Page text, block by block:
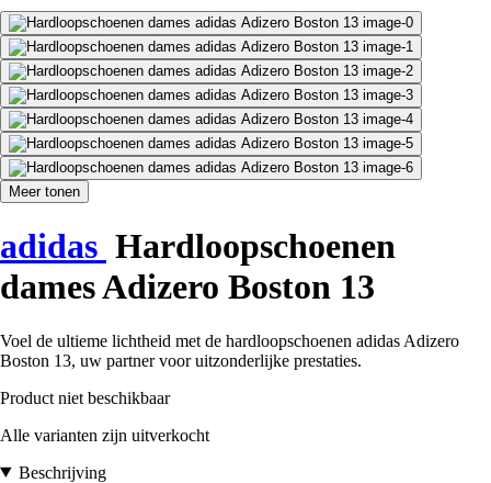
Meer tonen
adidas Hardloopschoenen
dames Adizero Boston 13
Voel de ultieme lichtheid met de hardloopschoenen adidas Adizero
Boston 13, uw partner voor uitzonderlijke prestaties.
Product niet beschikbaar
Alle varianten zijn uitverkocht
Beschrijving